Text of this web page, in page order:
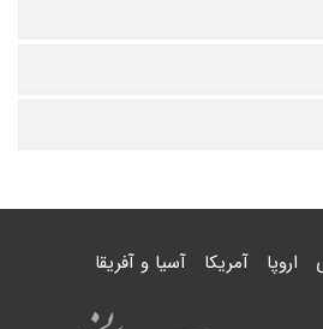
اروپا آمریکا آسیا و آفریقا